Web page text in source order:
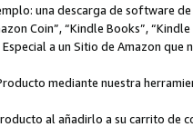
una descarga de software de
Coin”, “Kindle Books”,
a un Sitio de Amazon
mediante nuestra
al añadirlo a su carrito de